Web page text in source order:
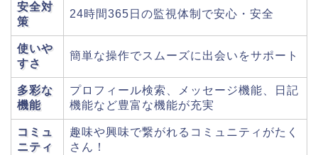
安全対
策
24時間365日の監視体制で安心・安全
使いや
すさ
簡単な操作でスムーズに出会いをサポート
多彩な
機能
プロフィール検索、メッセージ機能、日記
機能など豊富な機能が充実
コミュ
ニティ
趣味や興味で繋がれるコミュニティがたく
さん！